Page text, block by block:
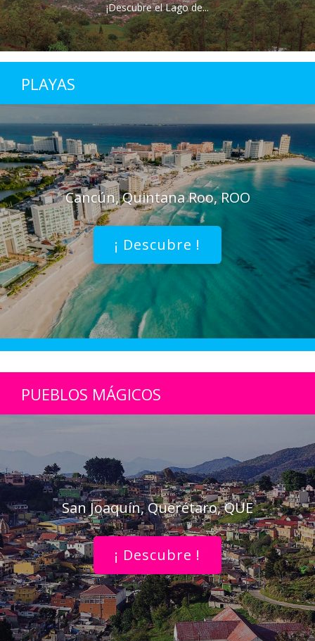
¡Descubre el Lago de...
PLAYAS
Cancún, Quintana Roo, ROO
¡ Descubre !
PUEBLOS MÁGICOS
San Joaquín, Querétaro, QUE
¡ Descubre !